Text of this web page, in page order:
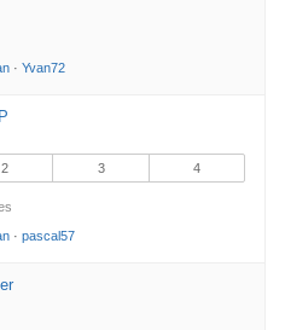
· Yvan72
2 3 4
· pascal57